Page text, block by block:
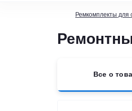
Ремкомплекты для
Все о